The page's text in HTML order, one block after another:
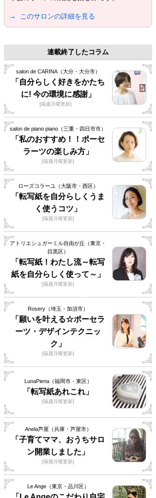
→ このサロンの詳細を見る
連載終了したコラム
salon de CARINA（大分・大分市）
「自分らしく好きをかたち
に! 今の環境に感謝」
[隔週月曜更新]
salon de piano piano（三重・四日市市）
「私のおすすめ！！ポーセ
ラーツの楽しみ方」
[隔週月曜更新]
ローズコラーユ（大阪市・西区）
「転写紙を自分らしくうま
く使うコツ」
[隔週月曜更新]
アトリエシュガーミル自由が丘（東京・
目黒区）
「転写紙！わたし流～転写
紙を自分らしく使って～」
[隔週月曜更新]
Rosery（埼玉・加須市）
「願いを叶える☆ポーセラ
ーツ・デザインテクニッ
ク」
[隔週月曜更新]
LunaPiena（福岡市・東区）
「転写紙あれこれ」
[隔週月曜更新]
Anela芦屋（兵庫・芦屋市）
「子育てママ、おうちサロ
ン開業しました」
[隔週月曜更新]
Le Ange（東京・品川区）